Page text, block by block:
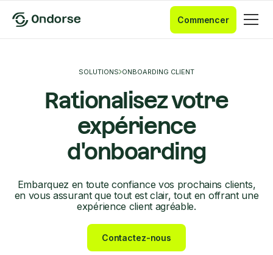
Commencer
SOLUTIONS ONBOARDING CLIENT
Rationalisez votre
expérience
d'onboarding
Embarquez en toute confiance vos prochains clients,
en vous assurant que tout est clair, tout en offrant une
expérience client agréable.
Contactez-nous